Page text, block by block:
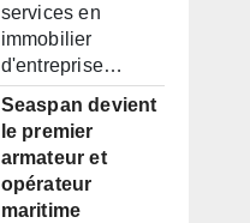
services en
immobilier
d'entreprise…
Seaspan devient
le premier
armateur et
opérateur
maritime